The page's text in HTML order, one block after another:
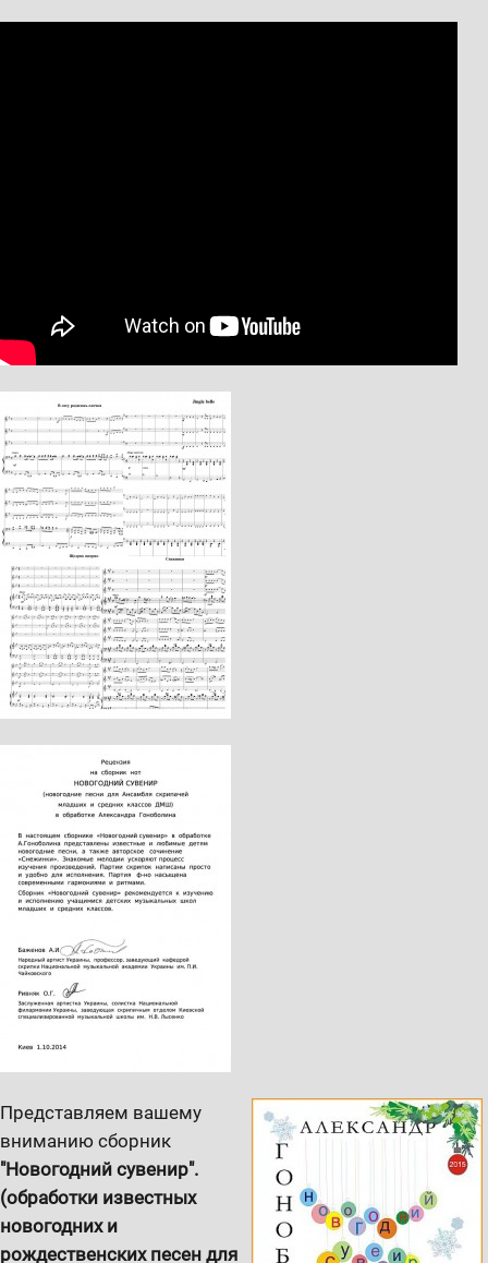
Представляем вашему
вниманию сборник
"Новогодний сувенир".
(обработки известных
новогодних и
рождественских песен для